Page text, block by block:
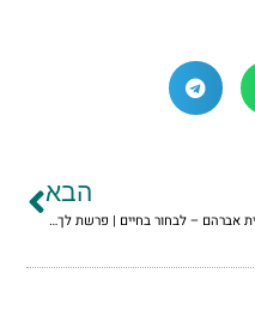
הבא
ברית אברהם – לבחור בחיים | פרשת לך לך תשפ"ה